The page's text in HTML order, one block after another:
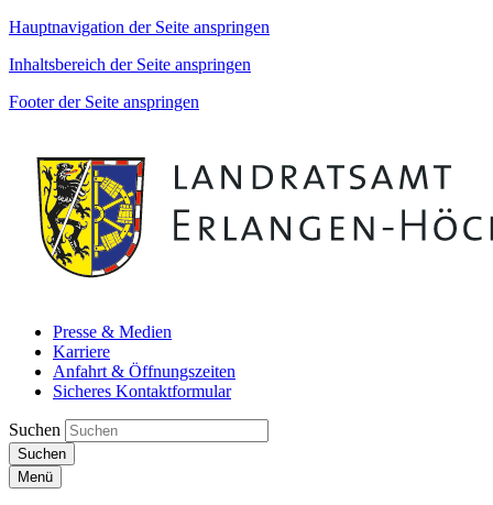
Hauptnavigation der Seite anspringen
Inhaltsbereich der Seite anspringen
Footer der Seite anspringen
Presse & Medien
Karriere
Anfahrt & Öffnungszeiten
Sicheres Kontaktformular
Suchen
Suchen
Menü